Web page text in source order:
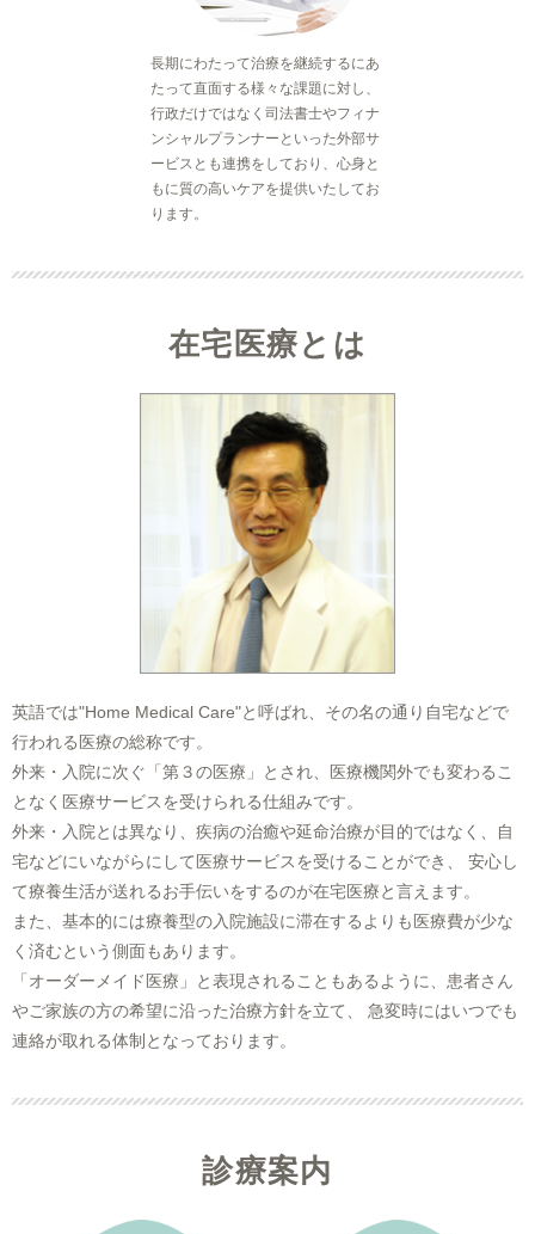
長期にわたって治療を継続するにあ
たって直面する様々な課題に対し、
行政だけではなく司法書士やフィナ
ンシャルプランナーといった外部サ
ービスとも連携をしており、心身と
もに質の高いケアを提供いたしてお
ります。
在宅医療とは
英語では"Home Medical Care"と呼ばれ、その名の通り自宅などで
行われる医療の総称です。
外来・入院に次ぐ「第３の医療」とされ、医療機関外でも変わるこ
となく医療サービスを受けられる仕組みです。
外来・入院とは異なり、疾病の治癒や延命治療が目的ではなく、自
宅などにいながらにして医療サービスを受けることができ、 安心し
て療養生活が送れるお手伝いをするのが在宅医療と言えます。
また、基本的には療養型の入院施設に滞在するよりも医療費が少な
く済むという側面もあります。
「オーダーメイド医療」と表現されることもあるように、患者さん
やご家族の方の希望に沿った治療方針を立て、 急変時にはいつでも
連絡が取れる体制となっております。
診療案内